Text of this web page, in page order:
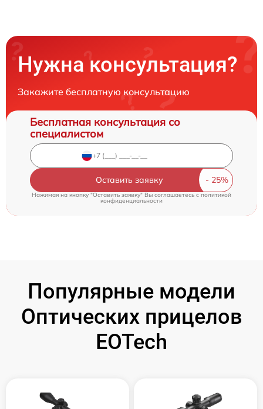
Нужна консультация?
Закажите бесплатную консультацию
Бесплатная консультация со
специалистом
Оставить заявку
Нажимая на кнопку "Оставить заявку" Вы соглашаетесь cполитикой
конфиденциальности
Популярные модели
Оптических прицелов
EOTech